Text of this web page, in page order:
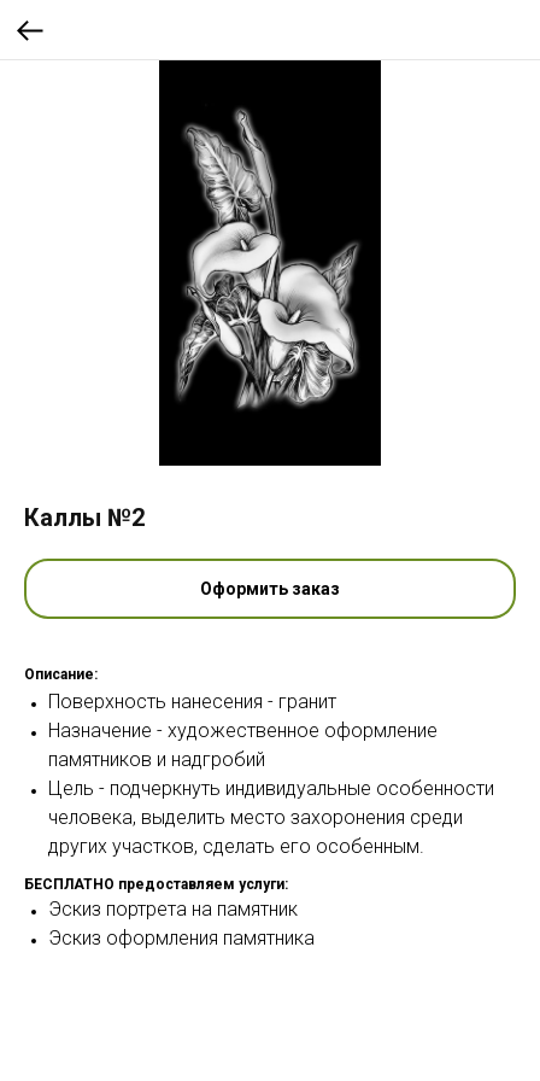
Каллы №2
Оформить заказ
Описание:
Поверхность нанесения - гранит
Назначение - художественное оформление
памятников и надгробий
Цель - подчеркнуть индивидуальные особенности
человека, выделить место захоронения среди
других участков, сделать его особенным.
БЕСПЛАТНО предоставляем услуги:
Эскиз портрета на памятник
Эскиз оформления памятника